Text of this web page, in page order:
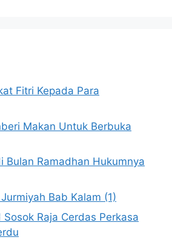
Fitri Kepada Para
Makan Untuk Berbuka
Bulan Ramadhan Hukumnya
Bab Kalam (1)
Raja Cerdas Perkasa